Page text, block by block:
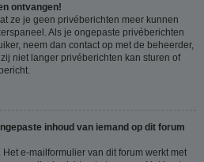
ontvangen!
ze je geen privéberichten meer kunnen
Als je ongepaste privéberichten
neem dan contact op met de beheerder,
niet langer privéberichten kan sturen of
inhoud van iemand op dit forum
e-mailformulier van dit forum werkt met